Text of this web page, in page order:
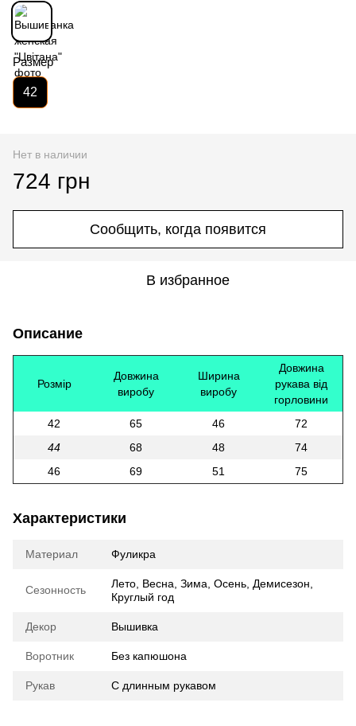
Размер
42
Нет в наличии
724 грн
Сообщить, когда появится
В избранное
Описание
Розмір
Довжина
виробу
Ширина
виробу
Довжина
рукава від
горловини
42
65 46
72
44
68 48
74
46
69 51 75
Характеристики
Материал Фуликра
Сезонность
Лето, Весна, Зима, Осень, Демисезон,
Круглый год
Декор Вышивка
Воротник Без капюшона
Рукав С длинным рукавом